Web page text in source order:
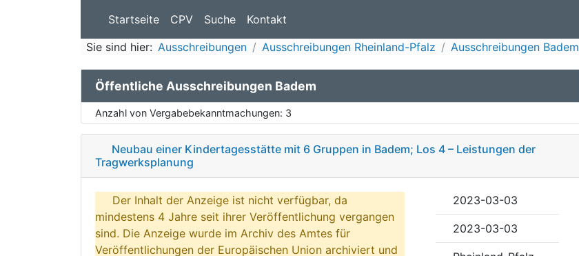
Startseite CPV Suche Kontakt
Sie sind hier: Ausschreibungen Ausschreibungen Rheinland-Pfalz Ausschreibungen Badem
Öffentliche Ausschreibungen Badem
Anzahl von Vergabebekanntmachungen: 3
Neubau einer Kindertagesstätte mit 6 Gruppen in Badem; Los 4 – Leistungen der
Tragwerksplanung
Der Inhalt der Anzeige ist nicht verfügbar, da
mindestens 4 Jahre seit ihrer Veröffentlichung vergangen
sind. Die Anzeige wurde im Archiv des Amtes für
Veröffentlichungen der Europäischen Union archiviert und
2023-03-03
2023-03-03